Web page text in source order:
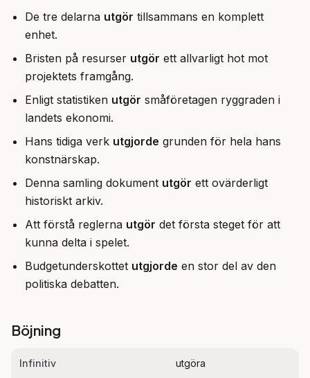
De tre delarna utgör tillsammans en komplett
enhet.
Bristen på resurser utgör ett allvarligt hot mot
projektets framgång.
Enligt statistiken utgör småföretagen ryggraden i
landets ekonomi.
Hans tidiga verk utgjorde grunden för hela hans
konstnärskap.
Denna samling dokument utgör ett ovärderligt
historiskt arkiv.
Att förstå reglerna utgör det första steget för att
kunna delta i spelet.
Budgetunderskottet utgjorde en stor del av den
politiska debatten.
Böjning
Infinitiv utgöra